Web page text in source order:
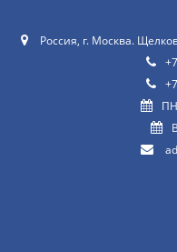
Россия, г. Москва.